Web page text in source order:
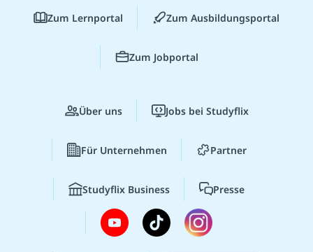
Zum Lernportal Zum Ausbildungsportal
Zum Jobportal
Über uns Jobs bei Studyflix
Für Unternehmen Partner
Studyflix Business Presse